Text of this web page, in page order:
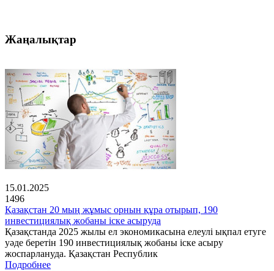
Жаңалықтар
15.01.2025
1496
Қазақстан 20 мың жұмыс орнын құра отырып, 190
инвестициялық жобаны іске асыруда
Қазақстанда 2025 жылы ел экономикасына елеулі ықпал етуге
уәде беретін 190 инвестициялық жобаны іске асыру
жоспарлануда. Қазақстан Республик
Подробнее